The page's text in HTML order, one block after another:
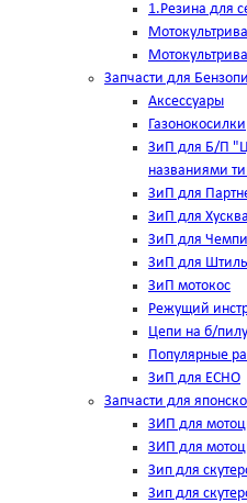
1.Резина для
Запчасти для
Аксессуары
Газонокосилки
ЗиП для Б/П
названиями
ЗиП для
ЗиП для
ЗиП для
ЗиП для Штиль
ЗиП мотокос
Режущий
Цепи на б/пилу
Популярные
ЗиП для ЕСНО
Запчасти для
ЗИП для
ЗИП для
Зип для
Зип для